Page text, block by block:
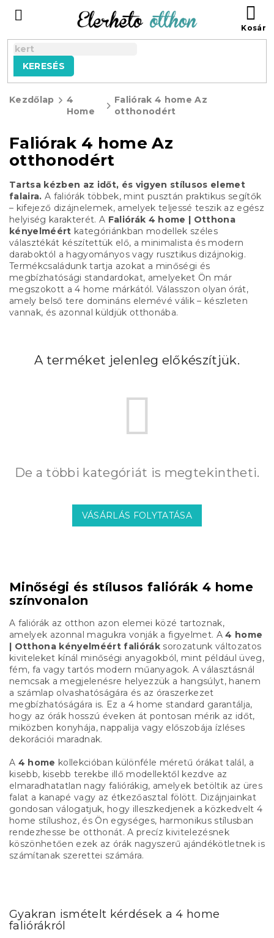
tartalomhoz
KERESÉS
Kezdőlap
4
Home
Faliórak 4 home Az
otthonodért
Faliórak 4 home Az
otthonodért
Tartsa kézben az időt, és vigyen stílusos elemet
falaira. A faliórák többek, mint pusztán praktikus segítők
– kifejező dizájnelemek, amelyek teljessé teszik az egész
helyiség karakterét. A Faliórák 4 home | Otthona
kényelméért kategóriánkban modellek széles
választékát készítettük elő, a minimalista és modern
daraboktól a hagyományos vagy rusztikus dizájnokig.
Termékcsaládunk tartja azokat a minőségi és
megbízhatósági standardokat, amelyeket Ön már
megszokott a 4 home márkától. Válasszon olyan órát,
amely belső tere domináns elemévé válik – készleten
vannak, és azonnal küldjük otthonába.
A terméket jelenleg előkészítjük.
De a többi kategóriát is megtekintheti.
VÁSÁRLÁS FOLYTATÁSA
Minőségi és stílusos faliórák 4 home
színvonalon
A faliórák az otthon azon elemei közé tartoznak,
amelyek azonnal magukra vonják a figyelmet. A4 home
| Otthona kényelméért faliórák sorozatunk változatos
kiviteleket kínál minőségi anyagokból, mint például üveg,
fém, fa vagy tartós modern műanyagok. A választásnál
nemcsak a megjelenésre helyezzük a hangsúlyt, hanem
a számlap olvashatóságára és az óraszerkezet
megbízhatóságára is. Ez a 4 home standard garantálja,
hogy az órák hosszú éveken át pontosan mérik az időt,
miközben konyhája, nappalija vagy előszobája ízléses
dekorációi maradnak.
A 4 home kollekcióban különféle méretű órákat talál, a
kisebb, kisebb terekbe illő modellektől kezdve az
elmaradhatatlan nagy faliórákig, amelyek betöltik az üres
falat a kanapé vagy az étkezőasztal fölött. Dizájnjainkat
gondosan válogatjuk, hogy illeszkedjenek a közkedvelt 4
home stílushoz, és Ön egységes, harmonikus stílusban
rendezhesse be otthonát. A precíz kivitelezésnek
köszönhetően ezek az órák nagyszerű ajándékötletnek is
számítanak szerettei számára.
Gyakran ismételt kérdések a 4 home
faliórákról